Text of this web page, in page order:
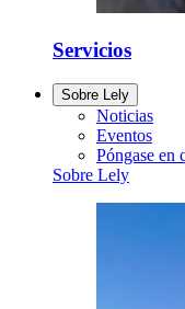
Servicios
Sobre Lely
Noticias
Eventos
Póngase en
Sobre Lely